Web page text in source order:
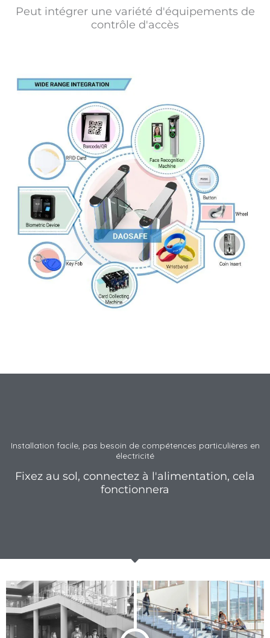
Peut intégrer une variété d'équipements de
contrôle d'accès
Installation facile, pas besoin de compétences particulières en
électricité
Fixez au sol, connectez à l'alimentation, cela
fonctionnera